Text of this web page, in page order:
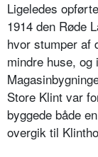
Ligeledes
1914 den Røde
hvor stumper af
mindre huse, og
Store Klint var
byggede både
overgik til